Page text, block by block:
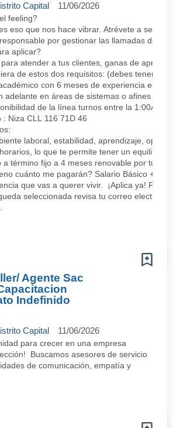
Capital 11/06/2026
feeling?
eso que nos hace vibrar. Atrévete a ser
por gestionar las llamadas de
aplicar?
atender a tus clientes, ganas de
de estos dos requisitos: (debes tener
con 6 meses de experiencia en
adelante en áreas de sistemas o afines
de la línea turnos entre la 1:00AM
Niza CLL 116 71D 46
laboral, estabilidad, aprendizaje,
lo que te permite tener un equilibrio
a término fijo a 4 meses renovable por tu
cuánto me pagarán? Salario Básico +
que vas a querer vivir. ¡Aplica ya!
seleccionada revisa tu correo
Agente Sac
Indefinido
Capital 11/06/2026
para crecer en una empresa
Buscamos asesores de servicio
de comunicación, empatía y